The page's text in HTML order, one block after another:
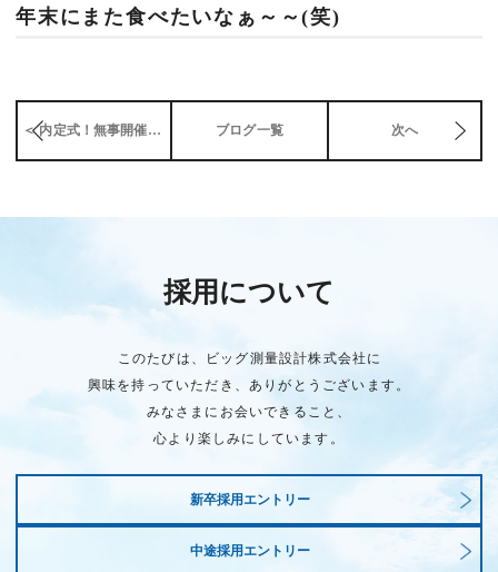
年末にまた食べたいなぁ～～(笑)
＜ 内定式！無事開催！！ ブログ一覧 次へ
採用について
このたびは、ビッグ測量設計株式会社に
興味を持っていただき、ありがとうございます。
みなさまにお会いできること、
心より楽しみにしています。
新卒採用エントリー
中途採用エントリー